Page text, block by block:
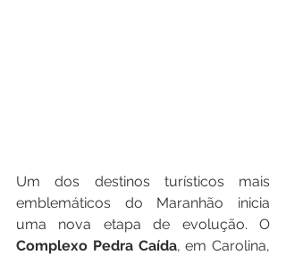
Um dos destinos turísticos mais
emblemáticos do Maranhão inicia
Complexo Pedra Caída, em Carolina,